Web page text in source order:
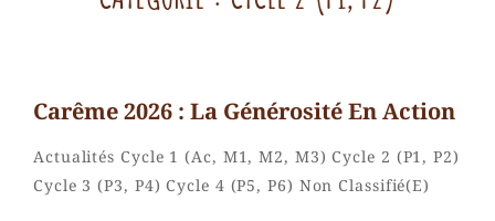
Carême 2026 : La Générosité En Action
Categories
Actualités Cycle 1 (Ac, M1, M2, M3) Cycle 2 (P1, P2)
Cycle 3 (P3, P4) Cycle 4 (P5, P6) Non Classifié(e)Mme